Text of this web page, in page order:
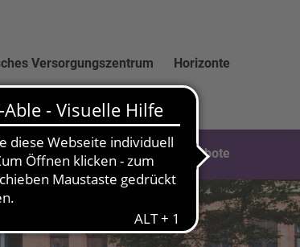
Versorgungszentrum Horizonte
Soforthilfe & Weitere Hilfsangebote